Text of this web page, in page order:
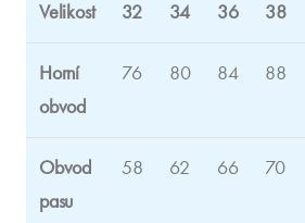
Velikost 32 34 36 38
Horní
obvod
76 80 84 88
Obvod
pasu
58 62 66 70